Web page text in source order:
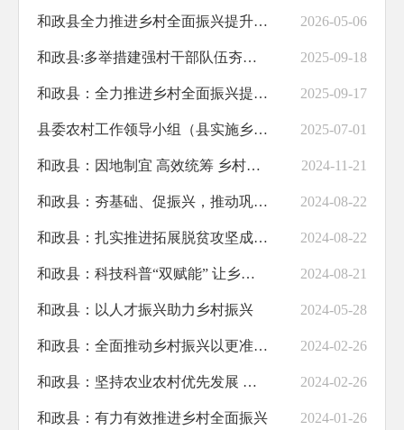
财政资金直达基层
助企纾困
职业培训
义务教育
饮水安全
交通运输
基层政务公开标准化规范化
和政县全力推进乡村全面振兴提升行动 2026-05-06
和政县:多举措建强村干部队伍夯实乡村振兴基层基础 2025-09-18
和政县：全力推进乡村全面振兴提升行动 2025-09-17
县委农村工作领导小组（县实施乡村振兴战略领导小组）2025年第四次全体会议召开 2025-07-01
和政县：因地制宜 高效统筹 乡村振兴步伐更加稳健 2024-11-21
和政县：夯基础、促振兴，推动巩固拓展脱贫攻坚成果提质增效 2024-08-22
和政县：扎实推进拓展脱贫攻坚成果同乡村振兴战略有效衔接工作 2024-08-22
和政县：科技科普“双赋能” 让乡村振兴有“智”又有“质” 2024-08-21
和政县：以人才振兴助力乡村振兴 2024-05-28
和政县：全面推动乡村振兴以更准举措夯实高质量发展根基 2024-02-26
和政县：坚持农业农村优先发展 促进乡村全面振兴 2024-02-26
和政县：有力有效推进乡村全面振兴 2024-01-26